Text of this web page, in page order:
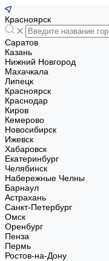
Красноярск
Саратов
Казань
Нижний Новгород
Махачкала
Липецк
Красноярск
Краснодар
Киров
Кемерово
Новосибирск
Ижевск
Хабаровск
Екатеринбург
Челябинск
Набережные Челны
Барнаул
Астрахань
Санкт-Петербург
Омск
Оренбург
Пенза
Пермь
Ростов-на-Дону